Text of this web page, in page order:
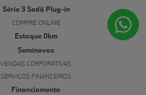
Série 3 Sedã Plug-in
COMPRE ONLINE
Estoque 0km
Seminovos
VENDAS CORPORATIVAS
SERVIÇOS FINANCEIROS
Financiamento